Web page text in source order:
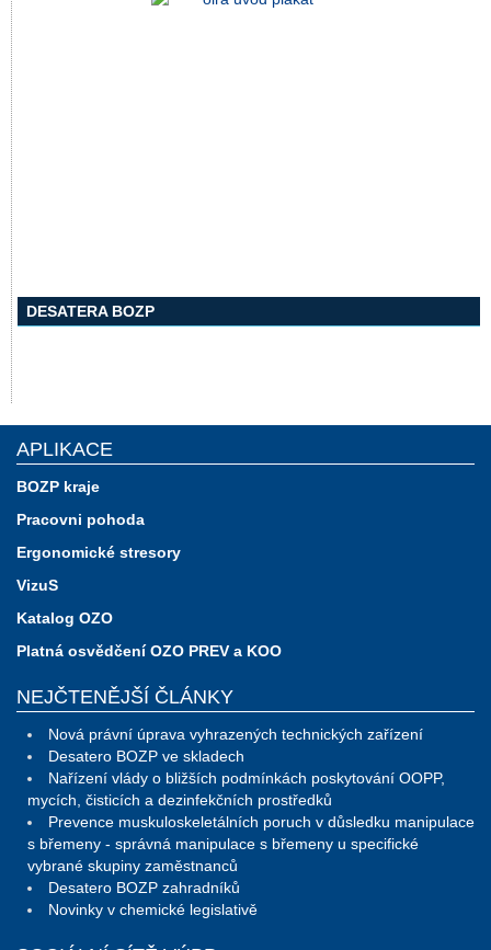
DESATERA BOZP
APLIKACE
BOZP kraje
Pracovni pohoda
Ergonomické stresory
VizuS
Katalog OZO
Platná osvědčení OZO PREV a KOO
NEJČTENĚJŠÍ ČLÁNKY
Nová právní úprava vyhrazených technických zařízení
Desatero BOZP ve skladech
Nařízení vlády o bližších podmínkách poskytování OOPP,
mycích, čisticích a dezinfekčních prostředků
Prevence muskuloskeletálních poruch v důsledku manipulace
s břemeny - správná manipulace s břemeny u specifické
vybrané skupiny zaměstnanců
Desatero BOZP zahradníků
Novinky v chemické legislativě